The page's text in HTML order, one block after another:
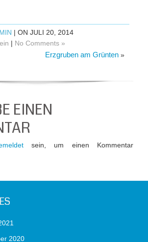
| ON JULI 20, 2014
| No Comments »
Erzgruben am Grünten »
EINEN
sein, um einen Kommentar
2020